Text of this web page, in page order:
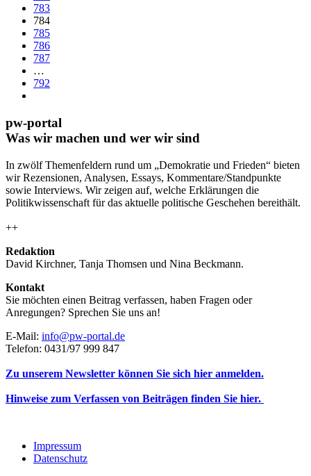
783
784
785
786
787
…
792
pw-portal
Was wir machen und wer wir sind
In zwölf Themenfeldern rund um „Demokratie und Frieden“ bieten
wir Rezensionen, Analysen, Essays, Kommentare/Standpunkte
sowie Interviews. Wir zeigen auf, welche Erklärungen die
Politikwissenschaft für das aktuelle politische Geschehen bereithält.
++
Redaktion
David Kirchner, Tanja Thomsen und Nina Beckmann.
Kontakt
Sie möchten einen Beitrag verfassen, haben Fragen oder
Anregungen? Sprechen Sie uns an!
E-Mail: info@pw-portal.de
Telefon: 0431/97 999 847
Zu unserem Newsletter können Sie sich hier anmelden.
Hinweise zum Verfassen von Beiträgen finden Sie hier.
Impressum
Datenschutz